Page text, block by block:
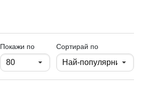
Покажи попродукти на страница
Сортирай по